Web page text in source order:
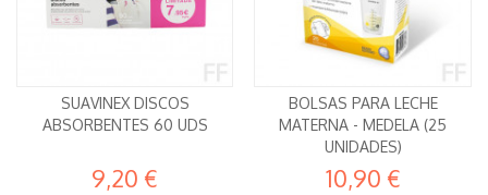
SUAVINEX DISCOS
ABSORBENTES 60 UDS
9,20 €
BOLSAS PARA LECHE
MATERNA - MEDELA (25
UNIDADES)
10,90 €